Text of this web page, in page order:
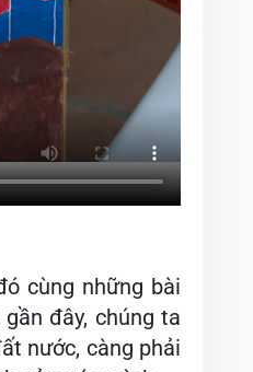
cùng những bài
đây, chúng ta
nước, càng phải